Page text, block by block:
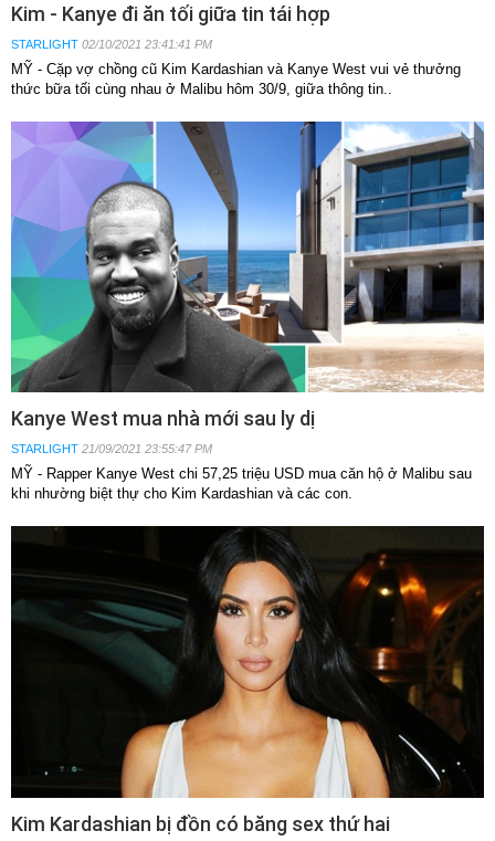
Kim - Kanye đi ăn tối giữa tin tái hợp
STARLIGHT 02/10/2021 23:41:41 PM
MỸ - Cặp vợ chồng cũ Kim Kardashian và Kanye West vui vẻ thưởng
thức bữa tối cùng nhau ở Malibu hôm 30/9, giữa thông tin..
Kanye West mua nhà mới sau ly dị
STARLIGHT 21/09/2021 23:55:47 PM
MỸ - Rapper Kanye West chi 57,25 triệu USD mua căn hộ ở Malibu sau
khi nhường biệt thự cho Kim Kardashian và các con.
Kim Kardashian bị đồn có băng sex thứ hai